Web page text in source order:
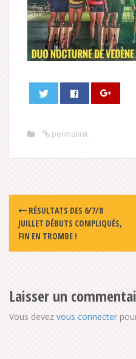
permalink
Post
navigation
RÉSULTATS DES 6/7/8
JUILLET DÉBUTS COMPLIQUÉS,
FIN EN TROMBE !
Laisser un
Vous devez vous connecter